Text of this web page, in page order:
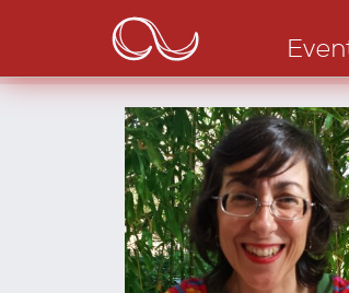
main
navigation